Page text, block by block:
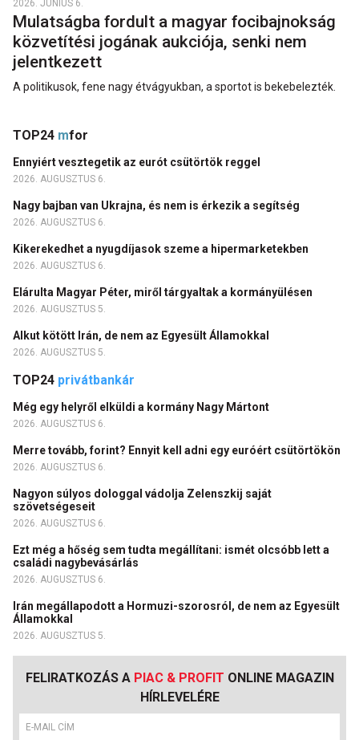
2026. JÚNIUS 6.
Mulatságba fordult a magyar focibajnokság
közvetítési jogának aukciója, senki nem
jelentkezett
A politikusok, fene nagy étvágyukban, a sportot is bekebelezték.
TOP24 mfor
Ennyiért vesztegetik az eurót csütörtök reggel
2026. AUGUSZTUS 6.
Nagy bajban van Ukrajna, és nem is érkezik a segítség
2026. AUGUSZTUS 6.
Kikerekedhet a nyugdíjasok szeme a hipermarketekben
2026. AUGUSZTUS 6.
Elárulta Magyar Péter, miről tárgyaltak a kormányülésen
2026. AUGUSZTUS 5.
Alkut kötött Irán, de nem az Egyesült Államokkal
2026. AUGUSZTUS 5.
TOP24 privátbankár
Még egy helyről elküldi a kormány Nagy Mártont
2026. AUGUSZTUS 6.
Merre tovább, forint? Ennyit kell adni egy euróért csütörtökön
2026. AUGUSZTUS 6.
Nagyon súlyos dologgal vádolja Zelenszkij saját
szövetségeseit
2026. AUGUSZTUS 6.
Ezt még a hőség sem tudta megállítani: ismét olcsóbb lett a
családi nagybevásárlás
2026. AUGUSZTUS 6.
Irán megállapodott a Hormuzi-szorosról, de nem az Egyesült
Államokkal
2026. AUGUSZTUS 5.
FELIRATKOZÁS A PIAC & PROFIT ONLINE MAGAZIN
HÍRLEVELÉRE